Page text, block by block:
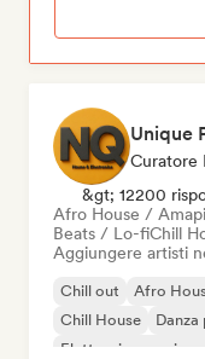
Unique
Curatore
&gt; 12200
Afro House /
Beats / Lo-fiChill
Aggiungere artisti
Chill out Afro
Chill House
Danza
Elettronica